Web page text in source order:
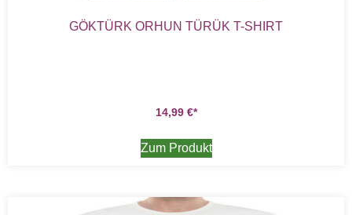
GÖKTÜRK ORHUN TÜRÜK T-SHIRT
14,99 €
Zum Produkt